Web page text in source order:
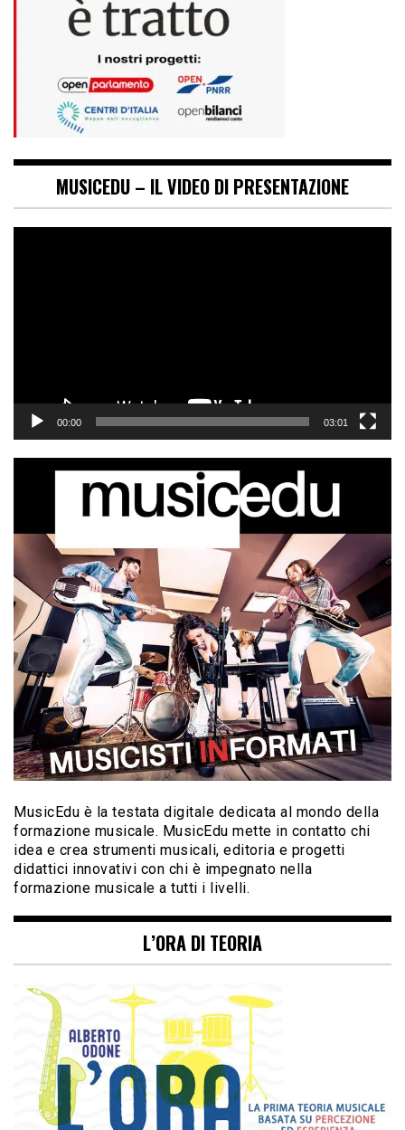
MUSICEDU – IL VIDEO DI PRESENTAZIONE
00:00 03:01
MusicEdu è la testata digitale dedicata al mondo della
formazione musicale. MusicEdu mette in contatto chi
idea e crea strumenti musicali, editoria e progetti
didattici innovativi con chi è impegnato nella
formazione musicale a tutti i livelli.
L’ORA DI TEORIA